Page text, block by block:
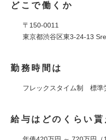
どこで働くか
〒150-0011
東京都渋谷区東3-24-13
勤務時間は
フレックスタイム制 標準
給与はどのくらい貰